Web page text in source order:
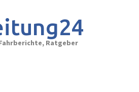
Ratgeber